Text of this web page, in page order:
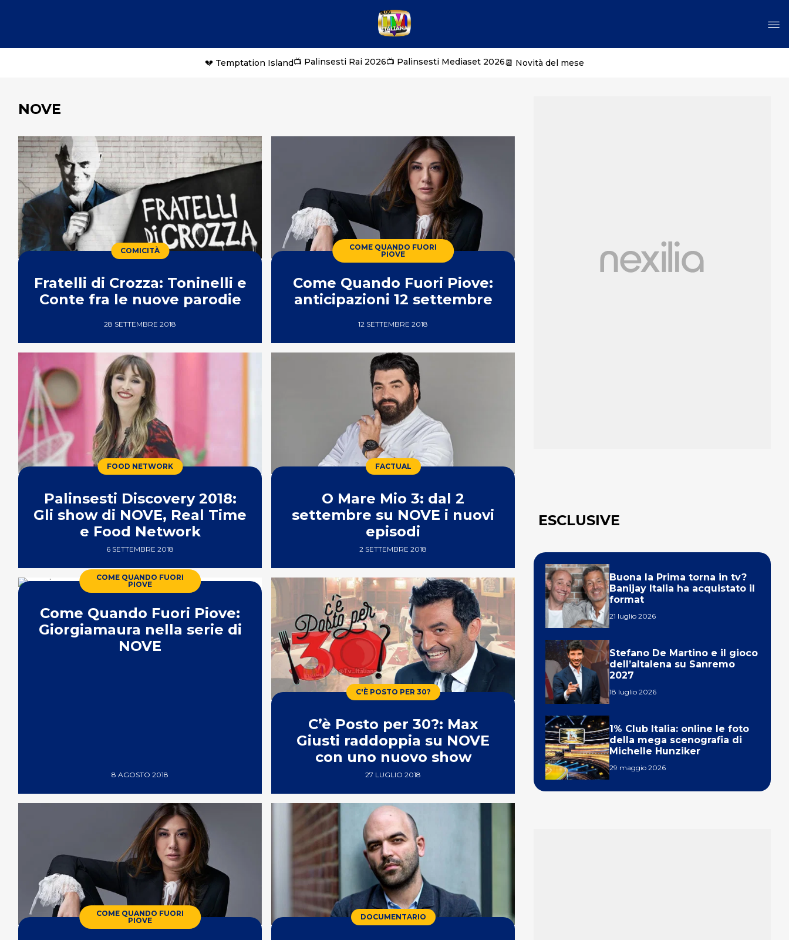
💔 Temptation Island📺 Palinsesti Rai 2026📺 Palinsesti Mediaset 2026📆 Novità del mese
NOVE
COMICITÀ
Fratelli di Crozza: Toninelli e
Conte fra le nuove parodie
28 SETTEMBRE 2018
COME QUANDO FUORI
PIOVE
Come Quando Fuori Piove:
anticipazioni 12 settembre
12 SETTEMBRE 2018
FOOD NETWORK
Palinsesti Discovery 2018:
Gli show di NOVE, Real Time
e Food Network
6 SETTEMBRE 2018
FACTUAL
O Mare Mio 3: dal 2
settembre su NOVE i nuovi
episodi
2 SETTEMBRE 2018
COME QUANDO FUORI
PIOVE
Come Quando Fuori Piove:
Giorgiamaura nella serie di
NOVE
8 AGOSTO 2018
C'È POSTO PER 30?
C’è Posto per 30?: Max
Giusti raddoppia su NOVE
con uno nuovo show
27 LUGLIO 2018
COME QUANDO FUORI
PIOVE
DOCUMENTARIO
ESCLUSIVE
Buona la Prima torna in tv?
Banijay Italia ha acquistato il
format
21 luglio 2026
Stefano De Martino e il gioco
dell’altalena su Sanremo
2027
18 luglio 2026
1% Club Italia: online le foto
della mega scenografia di
Michelle Hunziker
29 maggio 2026